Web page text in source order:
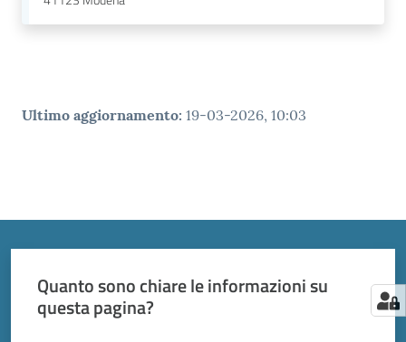
Ultimo aggiornamento: 19-03-2026, 10:03
Quanto sono chiare le informazioni su
questa pagina?